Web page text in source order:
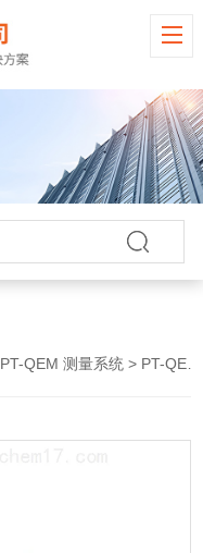
PT-QEM 测量系统 > PT-QEM800QE/IPCE测试系统